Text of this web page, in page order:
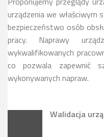
urządzenia we właściwym
bezpieczeństwo osób
pracy. Naprawy
wykwalifikowanych
co pozwala zapewnić
wykonywanych napraw.
Walidacja